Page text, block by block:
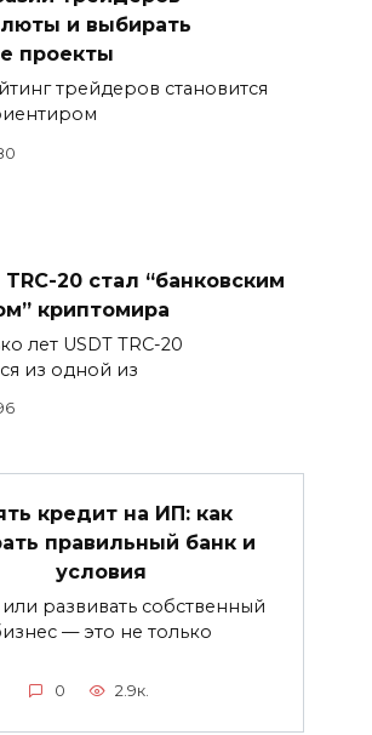
и выбирать
проекты
трейдеров становится
TRC-20 стал “банковским
криптомира
лет USDT TRC-20
из одной из
кредит на ИП: как
правильный банк и
условия
или развивать собственный
— это не только
0 2.9к.